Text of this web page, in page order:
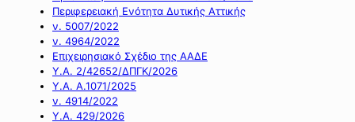
Περιφερειακή Ενότητα Δυτικής Αττικής
ν. 5007/2022
ν. 4964/2022
Επιχειρησιακό Σχέδιο της ΑΑΔΕ
Υ.Α. 2/42652/ΔΠΓΚ/2026
Υ.Α. Α.1071/2025
ν. 4914/2022
Υ.Α. 429/2026